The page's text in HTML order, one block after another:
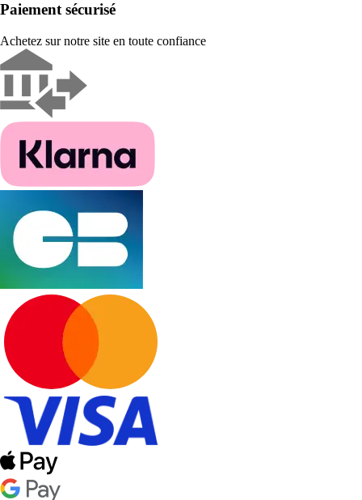
Paiement sécurisé
Achetez sur notre site en toute confiance